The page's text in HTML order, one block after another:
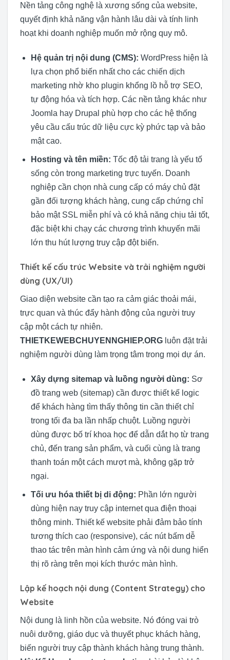
Nền tảng công nghệ là xương sống của website,
quyết định khả năng vận hành lâu dài và tính linh
hoạt khi doanh nghiệp muốn mở rộng quy mô.
Hệ quản trị nội dung (CMS): WordPress hiện là
lựa chọn phổ biến nhất cho các chiến dịch
marketing nhờ kho plugin khổng lồ hỗ trợ SEO,
tự động hóa và tích hợp. Các nền tảng khác như
Joomla hay Drupal phù hợp cho các hệ thống
yêu cầu cấu trúc dữ liệu cực kỳ phức tạp và bảo
mật cao.
Hosting và tên miền: Tốc độ tải trang là yếu tố
sống còn trong marketing trực tuyến. Doanh
nghiệp cần chọn nhà cung cấp có máy chủ đặt
gần đối tượng khách hàng, cung cấp chứng chỉ
bảo mật SSL miễn phí và có khả năng chịu tải tốt,
đặc biệt khi chạy các chương trình khuyến mãi
lớn thu hút lượng truy cập đột biến.
Thiết kế cấu trúc Website và trải nghiệm người
dùng (UX/UI)
Giao diện website cần tạo ra cảm giác thoải mái,
trực quan và thúc đẩy hành động của người truy
cập một cách tự nhiên.
THIETKEWEBCHUYENNGHIEP.ORG luôn đặt trải
nghiệm người dùng làm trọng tâm trong mọi dự án.
Xây dựng sitemap và luồng người dùng: Sơ
đồ trang web (sitemap) cần được thiết kế logic
để khách hàng tìm thấy thông tin cần thiết chỉ
trong tối đa ba lần nhấp chuột. Luồng người
dùng được bố trí khoa học để dẫn dắt họ từ trang
chủ, đến trang sản phẩm, và cuối cùng là trang
thanh toán một cách mượt mà, không gặp trở
ngại.
Tối ưu hóa thiết bị di động: Phần lớn người
dùng hiện nay truy cập internet qua điện thoại
thông minh. Thiết kế website phải đảm bảo tính
tương thích cao (responsive), các nút bấm dễ
thao tác trên màn hình cảm ứng và nội dung hiển
thị rõ ràng trên mọi kích thước màn hình.
Lập kế hoạch nội dung (Content Strategy) cho
Website
Nội dung là linh hồn của website. Nó đóng vai trò
nuôi dưỡng, giáo dục và thuyết phục khách hàng,
biến người truy cập thành khách hàng trung thành.